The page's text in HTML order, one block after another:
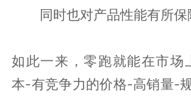
同时也对产品性能有所保
如此一来，零跑就能在市场
本-有竞争力的价格-高销量-